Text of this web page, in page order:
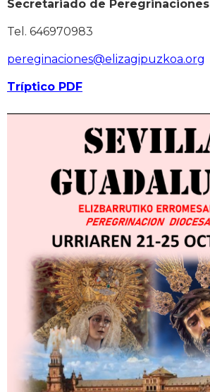
Secretariado de Peregrinaciones
Tel. 646970983
pereginaciones@elizagipuzkoa.org
Tríptico PDF